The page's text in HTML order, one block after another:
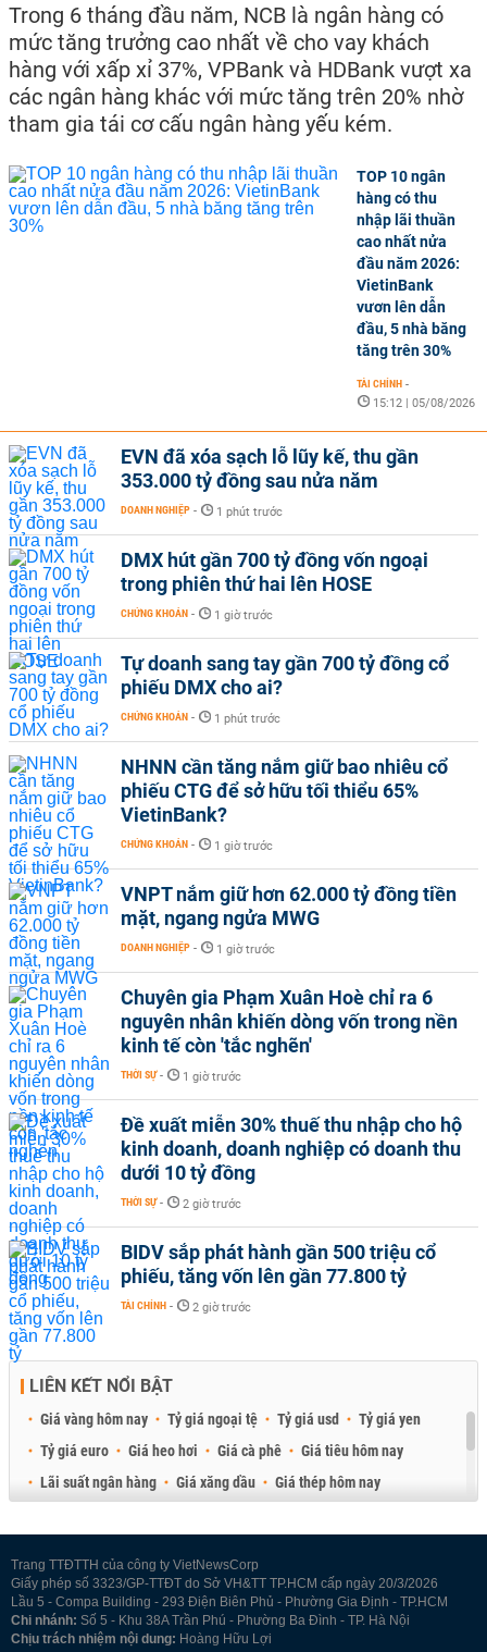
Trong 6 tháng đầu năm, NCB là ngân hàng có
mức tăng trưởng cao nhất về cho vay khách
hàng với xấp xỉ 37%, VPBank và HDBank vượt xa
các ngân hàng khác với mức tăng trên 20% nhờ
tham gia tái cơ cấu ngân hàng yếu kém.
TOP 10 ngân
hàng có thu
nhập lãi thuần
cao nhất nửa
đầu năm 2026:
VietinBank
vươn lên dẫn
đầu, 5 nhà băng
tăng trên 30%
TÀI CHÍNH -
15:12 | 05/08/2026
EVN đã xóa sạch lỗ lũy kế, thu gần
353.000 tỷ đồng sau nửa năm
DOANH NGHIỆP - 1 phút trước
DMX hút gần 700 tỷ đồng vốn ngoại
trong phiên thứ hai lên HOSE
CHỨNG KHOÁN - 1 giờ trước
Tự doanh sang tay gần 700 tỷ đồng cổ
phiếu DMX cho ai?
CHỨNG KHOÁN - 1 phút trước
NHNN cần tăng nắm giữ bao nhiêu cổ
phiếu CTG để sở hữu tối thiểu 65%
VietinBank?
CHỨNG KHOÁN - 1 giờ trước
VNPT nắm giữ hơn 62.000 tỷ đồng tiền
mặt, ngang ngửa MWG
DOANH NGHIỆP - 1 giờ trước
Chuyên gia Phạm Xuân Hoè chỉ ra 6
nguyên nhân khiến dòng vốn trong nền
kinh tế còn 'tắc nghẽn'
THỜI SỰ - 1 giờ trước
Đề xuất miễn 30% thuế thu nhập cho hộ
kinh doanh, doanh nghiệp có doanh thu
dưới 10 tỷ đồng
THỜI SỰ - 2 giờ trước
BIDV sắp phát hành gần 500 triệu cổ
phiếu, tăng vốn lên gần 77.800 tỷ
TÀI CHÍNH - 2 giờ trước
LIÊN KẾT NỔI BẬT
Giá vàng hôm nay Tỷ giá ngoại tệ Tỷ giá usd
Tỷ giá yen
Tỷ giá euro
Giá heo hơi Giá cà phê
Giá tiêu hôm nay
Lãi suất ngân hàng
Giá xăng dầu
Giá thép hôm nay
Trang TTĐTTH của công ty VietNewsCorp
Giấy phép số 3323/GP-TTĐT do Sở VH&TT TP.HCM cấp ngày 20/3/2026
Lầu 5 - Compa Building - 293 Điện Biên Phủ - Phường Gia Định - TP.HCM
Chi nhánh: Số 5 - Khu 38A Trần Phú - Phường Ba Đình - TP. Hà Nội
Chịu trách nhiệm nội dung: Hoàng Hữu Lợi